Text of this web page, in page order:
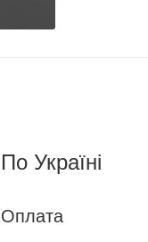
По Україні
Оплата